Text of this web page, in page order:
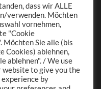
dass wir ALLE
verwenden. Möchten
vornehmen,
"Cookie
Möchten Sie alle (bis
Cookies) ablehnen,
ablehnen". / We use
website to give you the
by